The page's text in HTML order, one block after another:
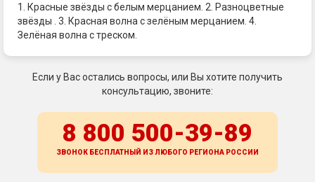
1. Красные звёзды с белым мерцанием. 2. Разноцветные
звёзды . 3. Красная волна с зелёным мерцанием. 4.
Зелёная волна с треском.
Если у Вас остались вопросы, или Вы хотите получить
консультацию, звоните:
8 800 500-39-89
ЗВОНОК БЕСПЛАТНЫЙ ИЗ ЛЮБОГО РЕГИОНА РОССИИ